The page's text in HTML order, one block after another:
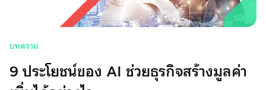
บริการหักบัญชี
อี-วอลเลต
อัตโนมัติ (ODD)
บริการหักบัญชี
โมบายแบงก์กิ้ง
บริการเบิกจ่าย
เกี่ยวกับเรา
บทความ
9 ประโยชน์ของ AI ช่วยธุรกิจสร้างมูลค่า